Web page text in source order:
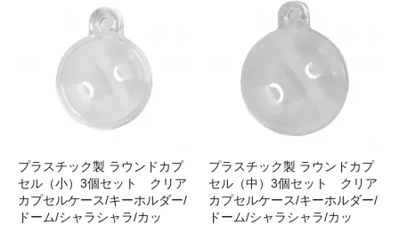
プラスチック製 ラウンドカプ
セル（小）3個セット クリア
カプセルケース/キーホルダー/
ドーム/シャラシャラ/カッ
プラスチック製 ラウンドカプ
セル（中）3個セット クリア
カプセルケース/キーホルダー/
ドーム/シャラシャラ/カッ